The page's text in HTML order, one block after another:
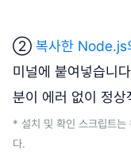
② 복사한 Node.js
미널에 붙여넣습니
분이 에러 없이 정
* 설치 및 확인 스크립트는
다.